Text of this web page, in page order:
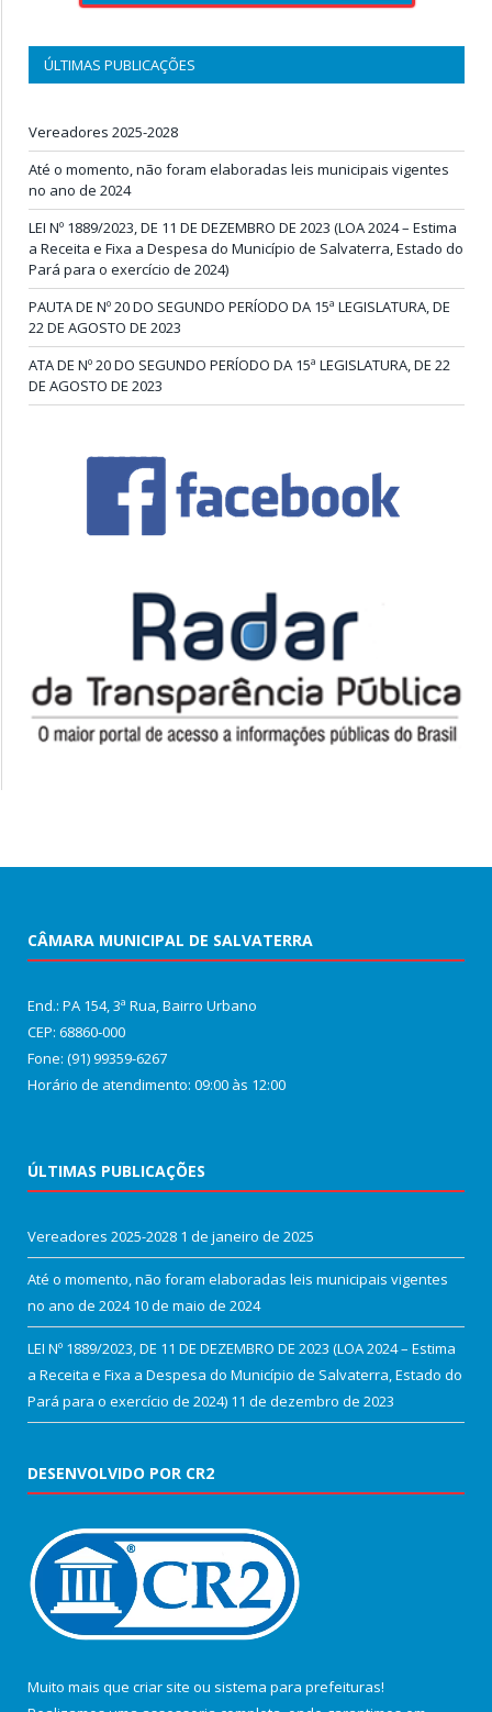
ÚLTIMAS PUBLICAÇÕES
Vereadores 2025-2028
Até o momento, não foram elaboradas leis municipais vigentes
no ano de 2024
LEI Nº 1889/2023, DE 11 DE DEZEMBRO DE 2023 (LOA 2024 – Estima
a Receita e Fixa a Despesa do Município de Salvaterra, Estado do
Pará para o exercício de 2024)
PAUTA DE Nº 20 DO SEGUNDO PERÍODO DA 15ª LEGISLATURA, DE
22 DE AGOSTO DE 2023
ATA DE Nº 20 DO SEGUNDO PERÍODO DA 15ª LEGISLATURA, DE 22
DE AGOSTO DE 2023
CÂMARA MUNICIPAL DE SALVATERRA
End.: PA 154, 3ª Rua, Bairro Urbano
CEP: 68860‑000
Fone: (91) 99359-6267
Horário de atendimento: 09:00 às 12:00
ÚLTIMAS PUBLICAÇÕES
Vereadores 2025-2028 1 de janeiro de 2025
Até o momento, não foram elaboradas leis municipais vigentes
no ano de 2024 10 de maio de 2024
LEI Nº 1889/2023, DE 11 DE DEZEMBRO DE 2023 (LOA 2024 – Estima
a Receita e Fixa a Despesa do Município de Salvaterra, Estado do
Pará para o exercício de 2024) 11 de dezembro de 2023
DESENVOLVIDO POR CR2
Muito mais que criar site ou sistema para prefeituras!